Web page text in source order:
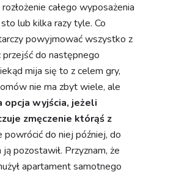
całego wyposażenia
lub kilka razy tyle. Co
powyjmować wszystko z
przejść do następnego
mija się to z celem gry,
nie ma zbyt wiele, ale
wyjścia, jeżeli
zmęczenie którąś z
powrócić do niej później, do
pozostawił. Przyznam, że
apartament samotnego